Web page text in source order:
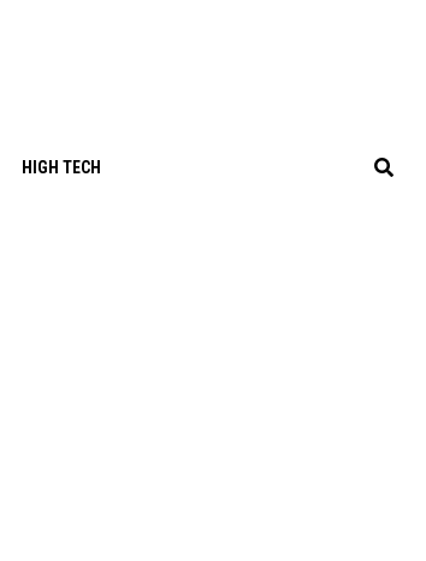
HIGH TECH